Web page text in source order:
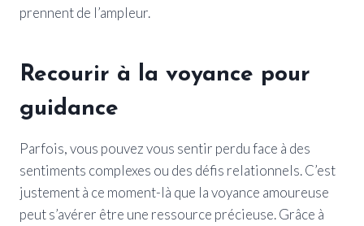
prennent de l’ampleur.
Recourir à la voyance pour
guidance
Parfois, vous pouvez vous sentir perdu face à des
sentiments complexes ou des défis relationnels. C’est
justement à ce moment-là que la voyance amoureuse
peut s’avérer être une ressource précieuse. Grâce à